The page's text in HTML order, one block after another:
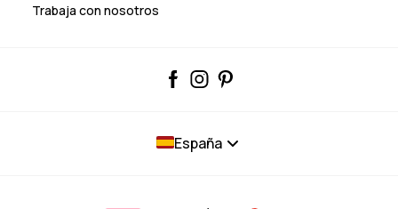
Trabaja con nosotros
España